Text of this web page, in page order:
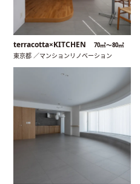
terracotta×KITCHEN 70㎡〜80㎡
東京都 ／マンションリノベーション